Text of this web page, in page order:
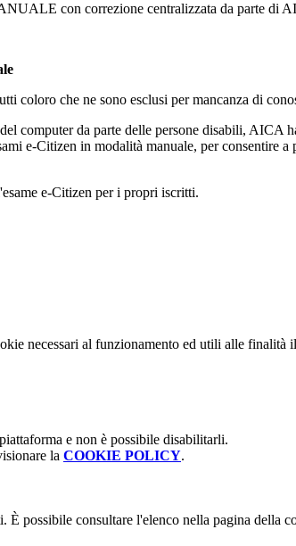
con correzione centralizzata da parte di
coloro che ne sono esclusi per mancanza di
computer da parte delle persone disabili,
e-Citizen in modalità manuale, per consentire
e-Citizen per i propri iscritti.
necessari al funzionamento ed utili alle finalità
e non è possibile disabilitarli.
la COOKIE POLICY.
È possibile consultare l'elenco nella pagina della